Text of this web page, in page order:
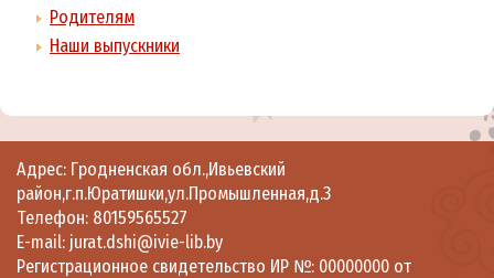
Родителям
Наши выпускники
Адрес: Гродненская обл.,Ивьевский
район,г.п.Юратишки,ул.Промышленная,д.3
Телефон: 80159565527
E-mail: jurat.dshi@ivie-lib.by
Регистрационное свидетельство ИР №: 00000000 от